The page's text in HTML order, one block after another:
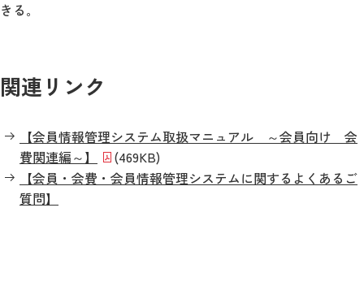
きる｡
関連リンク
【会員情報管理システム取扱マニュアル ～会員向け 会
費関連編～】
(469KB)
【会員・会費・会員情報管理システムに関するよくあるご
質問】